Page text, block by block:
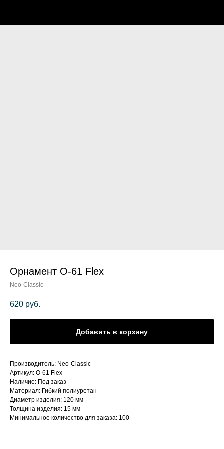
Орнамент О-61 Flex
Neo-Classic
620 руб.
Добавить в корзину
Производитель: Neo-Classic
Артикул: О-61 Flex
Наличие: Под заказ
Материал: Гибкий полиуретан
Диаметр изделия: 120 мм
Толщина изделия: 15 мм
Минимальное количество для заказа: 100